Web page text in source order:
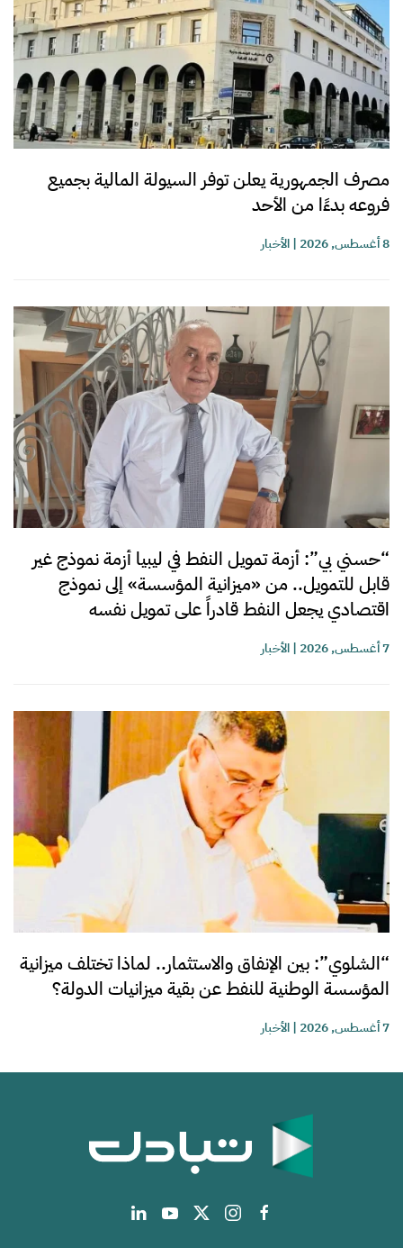
مصرف الجمهورية يعلن توفر السيولة المالية بجميع
فروعه بدءًا من الأحد
8 أغسطس, 2026 |الأخبار
“حسني بي”: أزمة تمويل النفط في ليبيا أزمة نموذج غير
قابل للتمويل.. من «ميزانية المؤسسة» إلى نموذج
اقتصادي يجعل النفط قادراً على تمويل نفسه
7 أغسطس, 2026 |الأخبار
“الشلوي”: بين الإنفاق والاستثمار.. لماذا تختلف ميزانية
المؤسسة الوطنية للنفط عن بقية ميزانيات الدولة؟
7 أغسطس, 2026 |الأخبار